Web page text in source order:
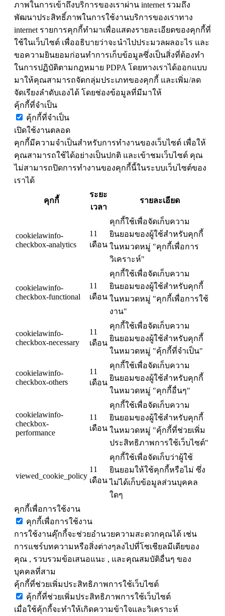
ภาพในการเข้าถึงบริการของเราผ่าน internet รวมถึง
พัฒนาประสิทธิ์ภาพในการใช้งานบริการของเราทาง
internet รายการคุกกี้ทำมาเพื่อแสดงรายละเอียดของคุกกี้ที่
ใช้ในเว็บไซต์ เพื่ออธิบายว่าจะนำไปประมวลผลอะไร และ
ขอความยินยอมก่อนทำการเก็บข้อมูลซึ่งเป็นสิ่งที่ต้องทำ
ในการปฏิบัติตามกฎหมาย PDPA โดยทางเราได้ออกแบบ
มาให้คุณสามารถจัดกลุ่มประเภทของคุกกี้ และเพิ่ม/ลด
จัดเรียงลำดับเองได้ โดยช่องข้อมูลที่มีมาให้
คุ้กกี้ที่จำเป็น
คุ้กกี้ที่จำเป็น
เปิดใช้งานตลอด
คุกกี้มีความจำเป็นสำหรับการทำงานของเว็บไซต์ เพื่อให้
คุณสามารถใช้ได้อย่างเป็นปกติ และเข้าชมเว็บไซต์ คุณ
ไม่สามารถปิดการทำงานของคุกกี้นี้ในระบบเว็บไซต์ของ
เราได้
คุกกี้
ระยะ
เวลา
รายละเอียด
cookielawinfo-
checkbox-analytics
11
เดือน
คุกกี้ใช้เพื่อจัดเก็บความ
ยินยอมของผู้ใช้สำหรับคุกกี้
ในหมวดหมู่ "คุกกี้เพื่อการ
วิเคราะห์"
cookielawinfo-
checkbox-functional
11
เดือน
คุกกี้ใช้เพื่อจัดเก็บความ
ยินยอมของผู้ใช้สำหรับคุกกี้
ในหมวดหมู่ "คุกกี้เพื่อการใช้
งาน"
cookielawinfo-
checkbox-necessary
11
เดือน
คุกกี้ใช้เพื่อจัดเก็บความ
ยินยอมของผู้ใช้สำหรับคุกกี้
ในหมวดหมู่ "คุ้กกี้ที่จำเป็น"
cookielawinfo-
checkbox-others
11
เดือน
คุกกี้ใช้เพื่อจัดเก็บความ
ยินยอมของผู้ใช้สำหรับคุกกี้
ในหมวดหมู่ "คุกกี้อื่นๆ"
cookielawinfo-
checkbox-
performance
11
เดือน
คุกกี้ใช้เพื่อจัดเก็บความ
ยินยอมของผู้ใช้สำหรับคุกกี้
ในหมวดหมู่ "คุ้กกี้ที่ช่วยเพิ่ม
ประสิทธิภาพการใช้เว็บไซต์"
viewed_cookie_policy
11
เดือน
คุกกี้ใช้เพื่อจัดเก็บว่าผู้ใช้
ยินยอมให้ใช้คุกกี้หรือไม่ ซึ่ง
ไม่ได้เก็บข้อมูลส่วนบุคคล
ใดๆ
คุกกี้เพื่อการใช้งาน
คุกกี้เพื่อการใช้งาน
การใช้งานคุ๊กกี้จะช่วยอำนวยความสะดวกคุณได้ เช่น
การแชร์บทความหรือสิ่งต่างๆลงไปที่โซเชียลมีเดียของ
คุณ , รวบรวมข้อเสนอแนะ , และคุณสมบัติอื่นๆ ของ
บุคคลที่สาม
คุ้กกี้ที่ช่วยเพิ่มประสิทธิภาพการใช้เว็บไซต์
คุ้กกี้ที่ช่วยเพิ่มประสิทธิภาพการใช้เว็บไซต์
เมื่อใช้คุ้กกี้จะทำให้เกิดความข้าใจและวิเคราะห์